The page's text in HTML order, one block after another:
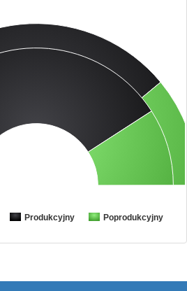
Produkcyjny Poprodukcyjny